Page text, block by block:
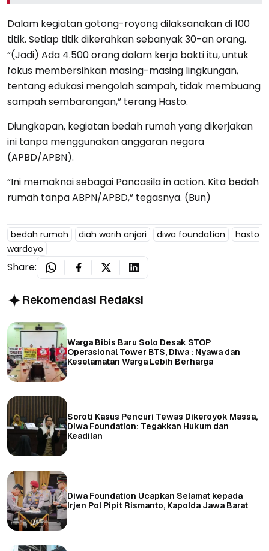
Dalam kegiatan gotong-royong dilaksanakan di 100
titik. Setiap titik dikerahkan sebanyak 30-an orang.
“(Jadi) Ada 4.500 orang dalam kerja bakti itu, untuk
fokus membersihkan masing-masing lingkungan,
tentang edukasi mengolah sampah, tidak membuang
sampah sembarangan,” terang Hasto.
Diungkapan, kegiatan bedah rumah yang dikerjakan
ini tanpa menggunakan anggaran negara
(APBD/APBN).
“Ini memaknai sebagai Pancasila in action. Kita bedah
rumah tanpa ABPN/APBD,” tegasnya. (Bun)
bedah rumah diah warih anjari diwa foundation
hasto
wardoyo
Share:
Rekomendasi Redaksi
Warga Bibis Baru Solo Desak STOP
Operasional Tower BTS, Diwa : Nyawa dan
Keselamatan Warga Lebih Berharga
Soroti Kasus Pencuri Tewas Dikeroyok Massa,
Diwa Foundation: Tegakkan Hukum dan
Keadilan
Diwa Foundation Ucapkan Selamat kepada
Irjen Pol Pipit Rismanto, Kapolda Jawa Barat